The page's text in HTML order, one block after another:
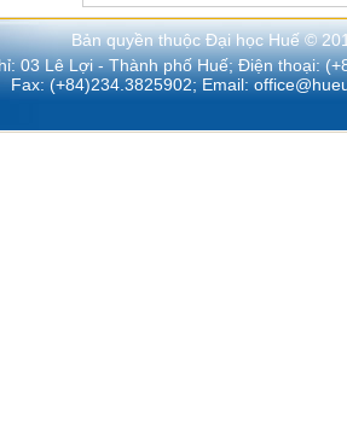
Bản quyền thuộc Đại học Huế ©
03 Lê Lợi - Thành phố Huế; Điện thoại:
Fax: (+84)234.3825902; Email: